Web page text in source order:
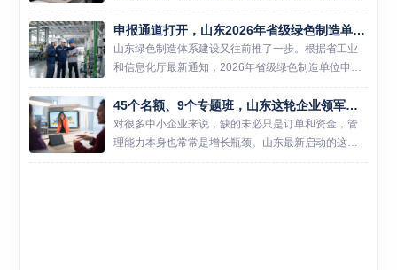
门槛。山东这次把首台（套）技术装备、首批次新材
料和首版次高端软件放进同一轮保险补偿资格审定
里，说白了，就是想帮这...
申报通道打开，山东2026年省级绿色制造单位开始新一轮遴选
山东绿色制造体系建设又往前推了一步。根据省工业
和信息化厅最新通知，2026年省级绿色制造单位申报
推荐工作已经启动，涉及绿色工厂、绿色工业园区和
绿色供应链管理企业三类主体。对准备冲刺省级示范
的企业和园区来说...
45个名额、9个专题班，山东这轮企业领军人才培训更像一次经营能力补课
对很多中小企业来说，缺的未必只是订单和资金，管
理能力本身也常常是增长瓶颈。山东最新启动的这轮
领军人才培训，瞄准的正是这个问题。 6月26日，山